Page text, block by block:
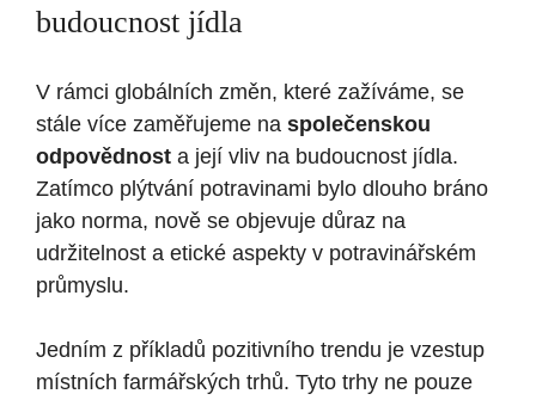
budoucnost jídla
V rámci globálních změn, které zažíváme, se
stále více zaměřujeme na společenskou
odpovědnost a její vliv na budoucnost jídla.
Zatímco plýtvání potravinami bylo dlouho bráno
jako norma, nově se objevuje důraz na
udržitelnost a etické aspekty v potravinářském
průmyslu.
Jedním z příkladů pozitivního trendu je vzestup
místních farmářských trhů. Tyto trhy ne pouze